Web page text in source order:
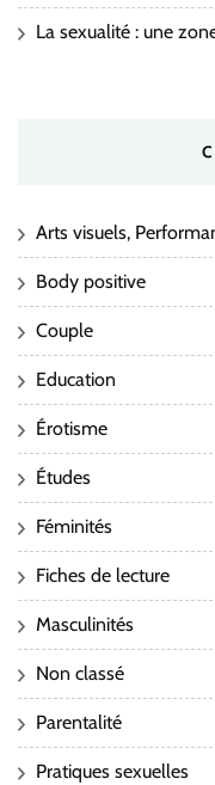
La sexualité : une
Arts visuels,
Body positive
Couple
Education
Érotisme
Études
Féminités
Fiches de lecture
Masculinités
Non classé
Parentalité
Pratiques sexuelles